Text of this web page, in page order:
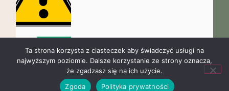
Ogólnopolski Projekt Edukacyjny
W mijającym roku szkolnym uczniowie
klasy I – IV wzięli
Ta strona korzysta z ciasteczek aby świadczyć usługi na
najwyższym poziomie. Dalsze korzystanie ze strony oznacza,
że zgadzasz się na ich użycie.
Zgoda
Polityka prywatności